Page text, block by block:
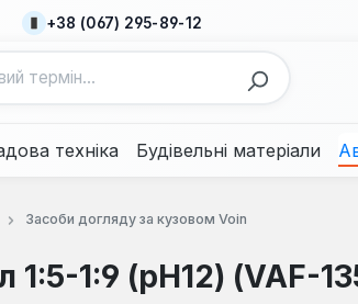
+38 (067) 295-89-12
техніка Будівельні матеріали
Засоби догляду за кузовом Voin
1:9 (pH12) (VAF-